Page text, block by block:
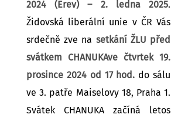
2024 (Erev) – 2. ledna 2025.
Židovská liberální unie v ČR Vás
srdečně zve na setkání ŽLU před
svátkem CHANUKAve čtvrtek 19.
prosince 2024 od 17 hod. do sálu
ve 3. patře Maiselovy 18, Praha 1.
Svátek CHANUKA začíná letos